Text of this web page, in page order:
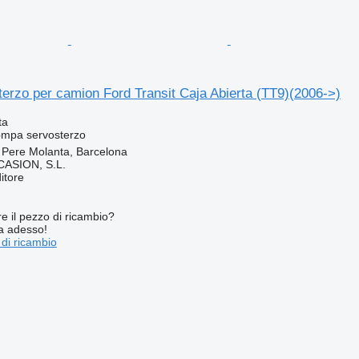
per camion Ford Transit Caja Abierta (TT9)(2006->)
servosterzo
Molanta, Barcelona
S.L.
il pezzo di ricambio?
adesso!
ricambio